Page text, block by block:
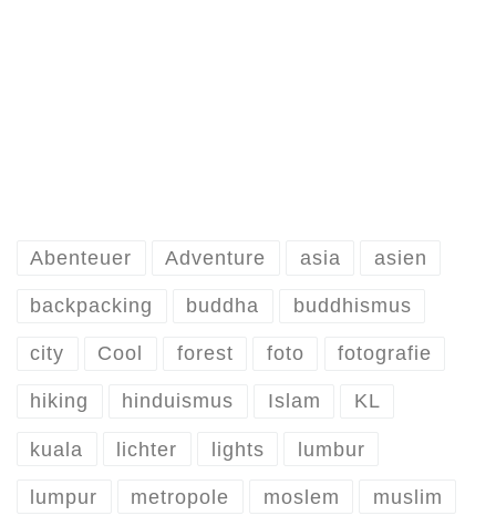
Abenteuer Adventure asia asien
backpacking buddha buddhismus
city Cool forest foto fotografie
hiking hinduismus Islam KL
kuala lichter lights lumbur
lumpur metropole moslem muslim